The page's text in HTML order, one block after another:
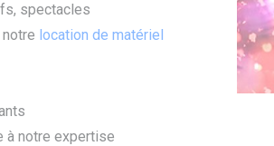
spectacles
location de matériel
à notre expertise